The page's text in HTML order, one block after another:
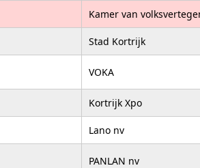
Kamer van
Stad Kortrijk
VOKA
Kortrijk Xpo
Lano nv
PANLAN nv